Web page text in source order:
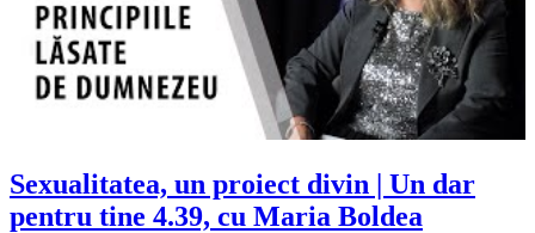
Sexualitatea, un proiect divin | Un dar
pentru tine 4.39, cu Maria Boldea